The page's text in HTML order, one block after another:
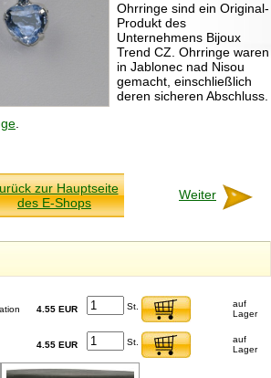
Ohrringe sind ein Original-
Produkt des
Unternehmens Bijoux
Trend CZ. Ohrringe waren
in Jablonec nad Nisou
gemacht, einschließlich
deren sicheren Abschluss.
zur Hauptseite
des E-Shops
Weiter
4.55 EUR St.
auf
Lager
4.55 EUR St.
auf
Lager